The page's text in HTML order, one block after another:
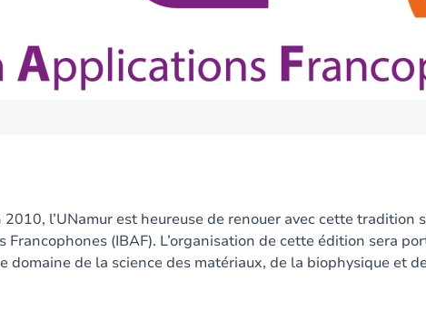
2010, l’UNamur est heureuse de renouer avec cette
(IBAF). L’organisation de cette édition sera
domaine de la science des matériaux, de la biophysique et